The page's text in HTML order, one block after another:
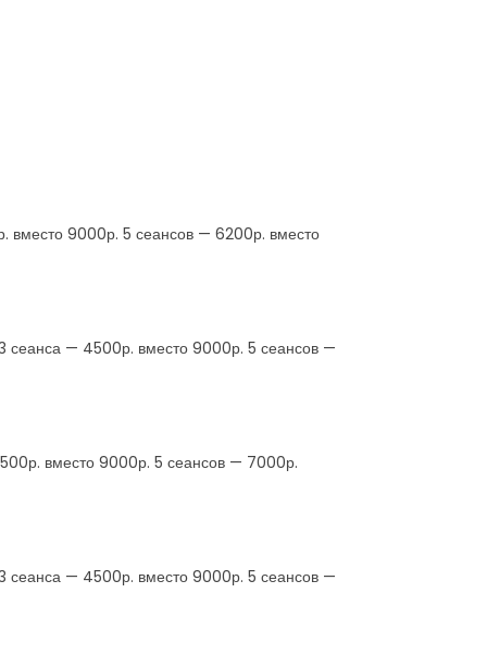
вместо 9000р. 5 сеансов — 6200р. вместо
сеанса — 4500р. вместо 9000р. 5 сеансов —
вместо 9000р. 5 сеансов — 7000р.
сеанса — 4500р. вместо 9000р. 5 сеансов —